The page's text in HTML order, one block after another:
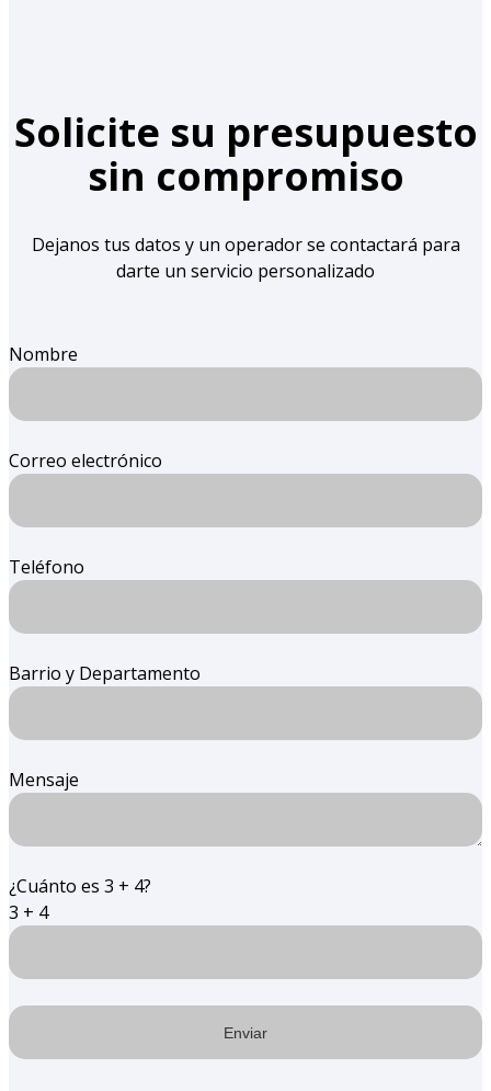
Solicite su presupuesto
sin compromiso
Dejanos tus datos y un operador se contactará para
darte un servicio personalizado
Nombre
Correo electrónico
Teléfono
Barrio y Departamento
Mensaje
¿Cuánto es 3 + 4?
3 + 4